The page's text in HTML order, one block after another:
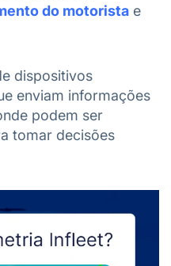
do motorista e
dispositivos
enviam informações
podem ser
tomar decisões